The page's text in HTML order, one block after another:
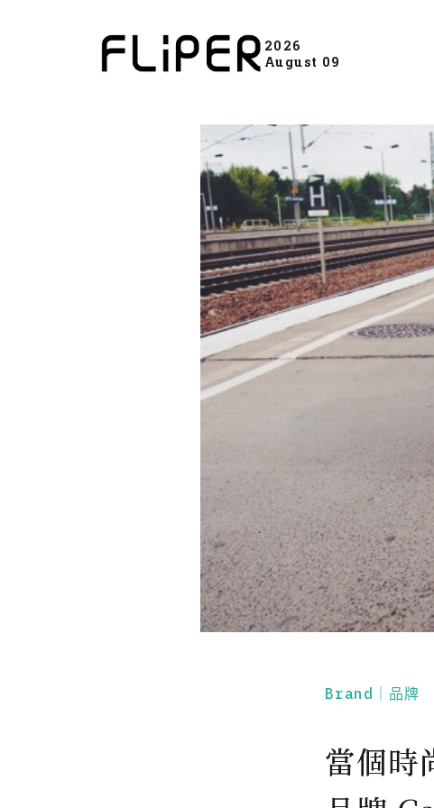
2026
August 09
Brand｜品牌
當個時